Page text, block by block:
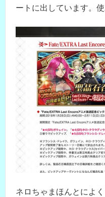
ートに出しています。
ネロちゃまほんとによ